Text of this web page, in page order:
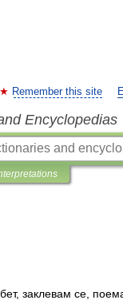
Remember this site
Encyclopedias
, заклевам се